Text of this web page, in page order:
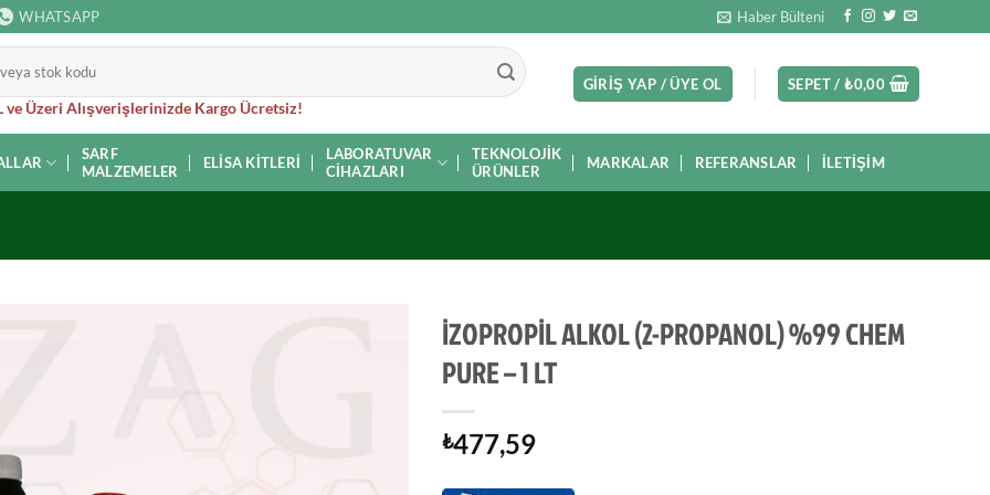
WHATSAPP Haber Bülteni
ve Üzeri Alışverişlerinizde Kargo Ücretsiz!
GIRIŞ YAP / ÜYE OL SEPET /₺0,00
SARF
MALZEMELER
ELISA KITLERI
LABORATUVAR
CIHAZLARI
TEKNOLOJIK
ÜRÜNLER
MARKALAR REFERANSLAR İLETIŞIM
İZOPROPİL ALKOL (2-PROPANOL) %99 CHEM
PURE – 1 LT
₺477,59